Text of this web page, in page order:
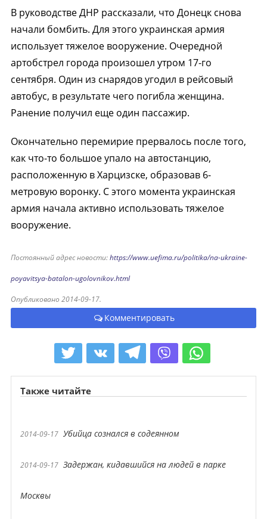
В руководстве ДНР рассказали, что Донецк снова
начали бомбить. Для этого украинская армия
использует тяжелое вооружение. Очередной
артобстрел города произошел утром 17-го
сентября. Один из снарядов угодил в рейсовый
автобус, в результате чего погибла женщина.
Ранение получил еще один пассажир.
Окончательно перемирие прервалось после того,
как что-то большое упало на автостанцию,
расположенную в Харцизске, образовав 6-
метровую воронку. С этого момента украинская
армия начала активно использовать тяжелое
вооружение.
Постоянный адрес новости:https://www.uefima.ru/politika/na-ukraine-
poyavitsya-batalon-ugolovnikov.html
Опубликовано 2014-09-17.
Комментировать
Также читайте
2014-09-17 Убийца сознался в содеянном
2014-09-17 Задержан, кидавшийся на людей в парке
Москвы